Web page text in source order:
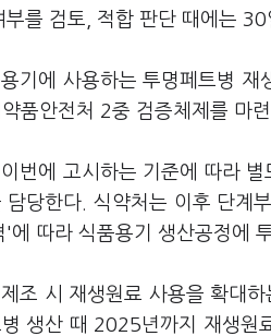
부를 검토, 적합 판단 때에는 30
기에 사용하는 투명페트병 재
품안전처 2중 검증체제를 마
번에 고시하는 기준에 따라
담당한다. 식약처는 이후 단계
'에 따라 식품용기 생산공정에
조 시 재생원료 사용을 확대
생산 때 2025년까지 재생